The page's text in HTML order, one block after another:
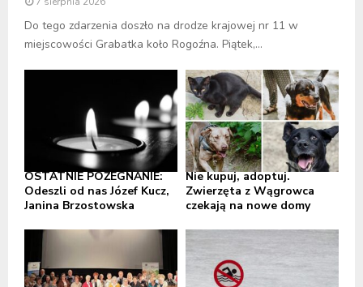
Do tego zdarzenia doszło na drodze krajowej nr 11 w
miejscowości Grabatka koło Rogoźna. Piątek,...
OSTATNIE POŻEGNANIE:
Odeszli od nas Józef Kucz,
Janina Brzostowska
Nie kupuj, adoptuj.
Zwierzęta z Wągrowca
czekają na nowe domy